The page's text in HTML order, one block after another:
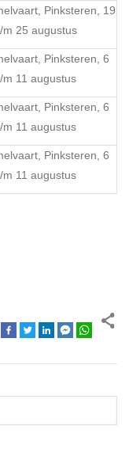
Pinksteren, 19
m 25 augustus
Pinksteren, 6
m 11 augustus
Pinksteren, 6
m 11 augustus
Pinksteren, 6
m 11 augustus